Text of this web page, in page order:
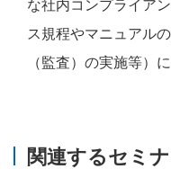
な社内コンプライア
ス規程やマニュアル
（監査）の実施等）
関連するセミ